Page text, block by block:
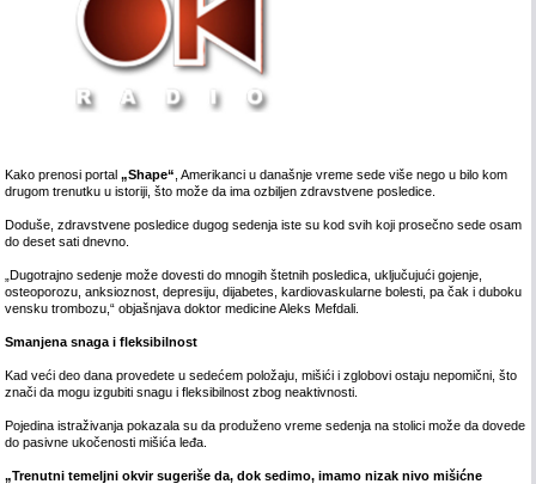
Kako prenosi portal„Shape“ , Amerikanci u današnje vreme sede više nego u bilo kom
drugom trenutku u istoriji, što može da ima ozbiljen zdravstvene posledice.
Doduše, zdravstvene posledice dugog sedenja iste su kod svih koji prosečno sede osam
do deset sati dnevno.
„Dugotrajno sedenje može dovesti do mnogih štetnih posledica, uključujući gojenje,
osteoporozu, anksioznost, depresiju, dijabetes, kardiovaskularne bolesti, pa čak i duboku
vensku trombozu,“ objašnjava doktor medicine Aleks Mefdali.
Smanjena snaga i fleksibilnost
Kad veći deo dana provedete u sedećem položaju, mišići i zglobovi ostaju nepomični, što
znači da mogu izgubiti snagu i fleksibilnost zbog neaktivnosti.
Pojedina istraživanja pokazala su da produženo vreme sedenja na stolici može da dovede
do pasivne ukočenosti mišića leđa.
„Trenutni temeljni okvir sugeriše da, dok sedimo, imamo nizak nivo mišićne